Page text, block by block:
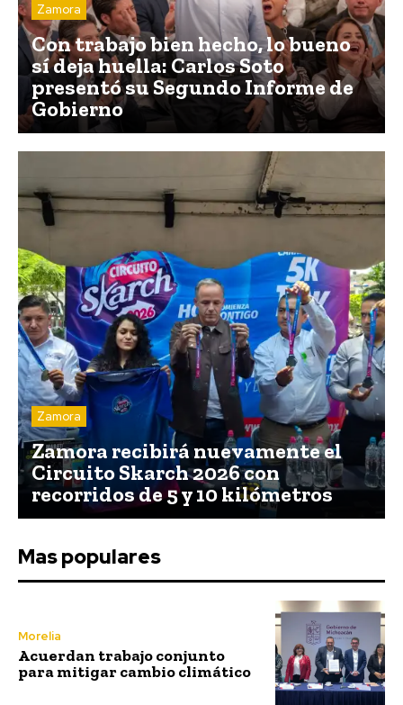
Zamora
Con trabajo bien hecho, lo bueno
sí deja huella: Carlos Soto
presentó su Segundo Informe de
Gobierno
Zamora
Zamora recibirá nuevamente el
Circuito Skarch 2026 con
recorridos de 5 y 10 kilómetros
Mas populares
Morelia
Acuerdan trabajo conjunto
para mitigar cambio climático